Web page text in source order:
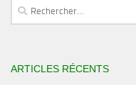
Rechercher :
ARTICLES RÉCENTS